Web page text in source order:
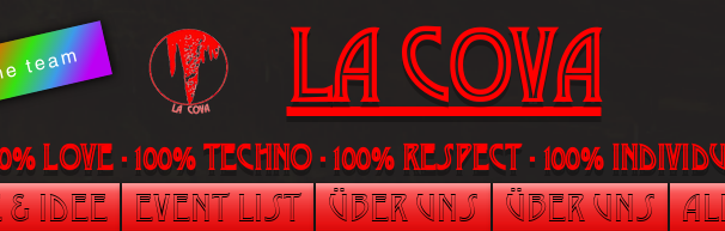
LA Cova
LOVE - 100% Techno - 100% Respect - 100%
team
Idee Event List Über uns Über uns